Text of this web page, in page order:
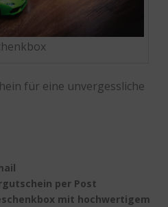
für eine unvergessliche
per Post
mit hochwertigem